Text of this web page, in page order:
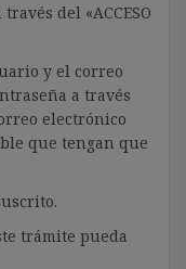
del «ACCESO
y el correo
a través
electrónico
que tengan que
trámite pueda